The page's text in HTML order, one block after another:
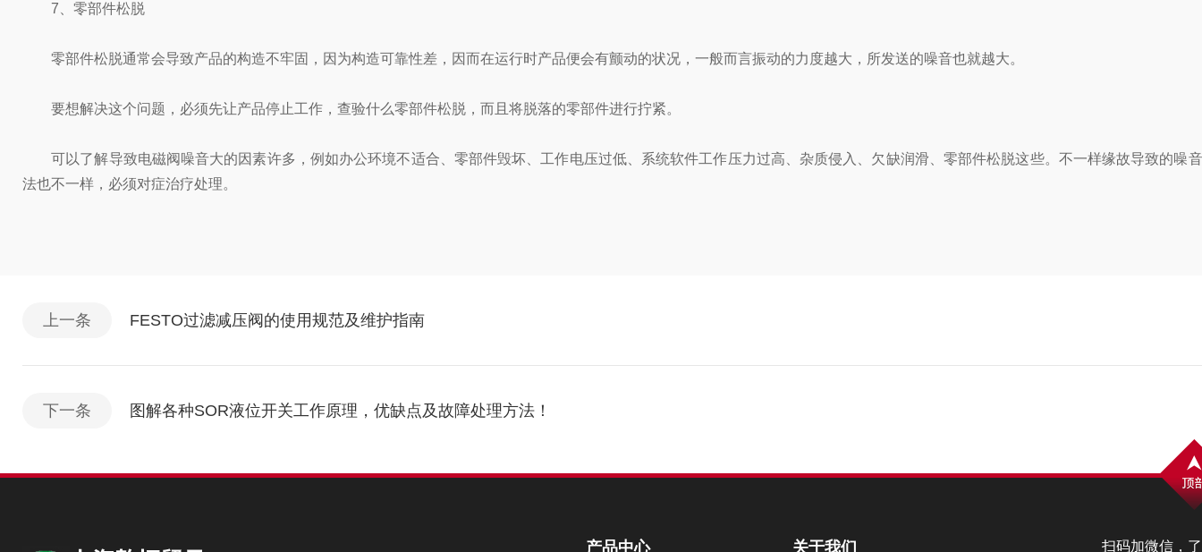
7、零部件松脱
零部件松脱通常会导致产品的构造不牢固，因为构造可靠性差，因而在运行时产品便会有颤动的状况，一般而言振动的力度越大，所发送的噪音也就越大。
要想解决这个问题，必须先让产品停止工作，查验什么零部件松脱，而且将脱落的零部件进行拧紧。
可以了解导致电磁阀噪音大的因素许多，例如办公环境不适合、零部件毁坏、工作电压过低、系统软件工作压力过高、杂质侵入、欠缺润滑、零部件松脱这些。不一样缘故导致的噪
法也不一样，必须对症治疗处理。
上一条 FESTO过滤减压阀的使用规范及维护指南
下一条 图解各种SOR液位开关工作原理，优缺点及故障处理方法！
扫码加微信，
产品中心 关于我们